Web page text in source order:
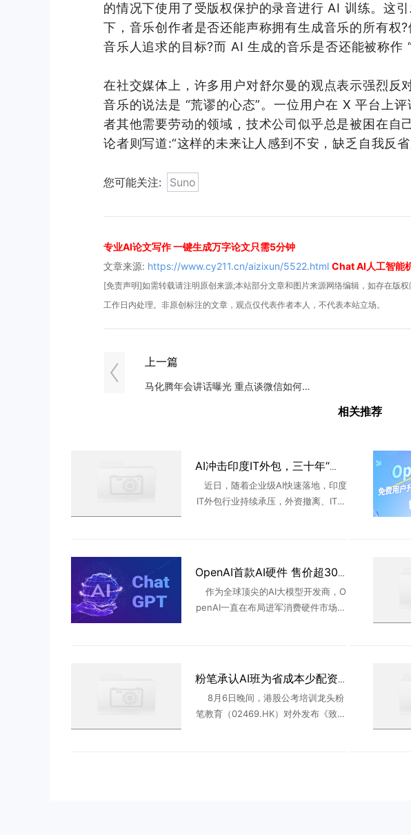
的情况下使用了受版权保护的录音进行 AI 训练。这
下，音乐创作者是否还能声称拥有生成音乐的所有权
音乐人追求的目标?而 AI 生成的音乐是否还能被称作
在社交媒体上，许多用户对舒尔曼的观点表示强烈反
音乐的说法是 “荒谬的心态”。一位用户在 X 平台上
者其他需要劳动的领域，技术公司似乎总是被困在自
论者则写道:“这样的未来让人感到不安，缺乏自我反
您可能关注: Suno
专业AI论文写作 一键生成万字论文只需5分钟
文章来源: https://www.cy211.cn/aizixun/5522.html Chat AI人工智能
[免责声明]如需转载请注明原创来源;本站部分文章和图片来源网络编辑，如存在版
工作日内处理。非原创标注的文章，观点仅代表作者本人，不代表本站立场。
上一篇
马化腾年会讲话曝光 重点谈微信如何做电商
相关推荐
AI冲击印度IT外包，三十年“外包神话”破灭
近日，随着企业级AI快速落地，印度
IT外包行业持续承压，外资撤离、IT股
OpenAI首款AI硬件 售价超300美元
作为全球顶尖的AI大模型开发商，O
penAI一直在布局进军消费硬件市场。
粉笔承认AI班为省成本少配资料
8月6日晚间，港股公考培训龙头粉
笔教育（02469.HK）对外发布《致粉